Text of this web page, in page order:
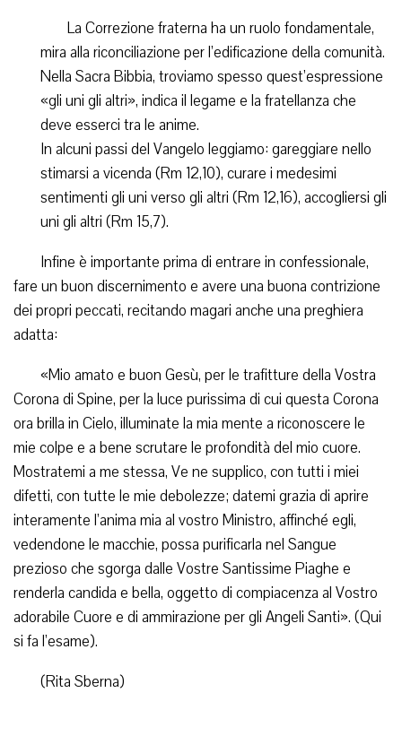
La Correzione fraterna ha un ruolo fondamentale,
mira alla riconciliazione per l’edificazione della comunità.
Nella Sacra Bibbia, troviamo spesso quest’espressione
«gli uni gli altri», indica il legame e la fratellanza che
deve esserci tra le anime.
In alcuni passi del Vangelo leggiamo: gareggiare nello
stimarsi a vicenda (Rm 12,10), curare i medesimi
sentimenti gli uni verso gli altri (Rm 12,16), accogliersi gli
uni gli altri (Rm 15,7).
Infine è importante prima di entrare in confessionale,
fare un buon discernimento e avere una buona contrizione
dei propri peccati, recitando magari anche una preghiera
adatta:
«Mio amato e buon Gesù, per le trafitture della Vostra
Corona di Spine, per la luce purissima di cui questa Corona
ora brilla in Cielo, illuminate la mia mente a riconoscere le
mie colpe e a bene scrutare le profondità del mio cuore.
Mostratemi a me stessa, Ve ne supplico, con tutti i miei
difetti, con tutte le mie debolezze; datemi grazia di aprire
interamente l’anima mia al vostro Ministro, affinché egli,
vedendone le macchie, possa purificarla nel Sangue
prezioso che sgorga dalle Vostre Santissime Piaghe e
renderla candida e bella, oggetto di compiacenza al Vostro
adorabile Cuore e di ammirazione per gli Angeli Santi». (Qui
si fa l’esame).
(Rita Sberna)